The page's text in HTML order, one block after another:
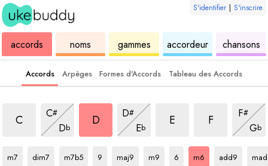
S'identifier | S'inscrire
accords
de
ukulélénoms
des
accordsgammes
de
ukuléléaccordeur ukulélé
chansons
Accords Arpèges Formes d'Accords Tableau des Accords
C
C#
accord
Db
m6
accord
D
m6
D#
accord
Eb
m6
E
F
F#
Gb
m6
m7
dim7
accordD
m7b5
accord
9
maj9
m9
6
m6
add9